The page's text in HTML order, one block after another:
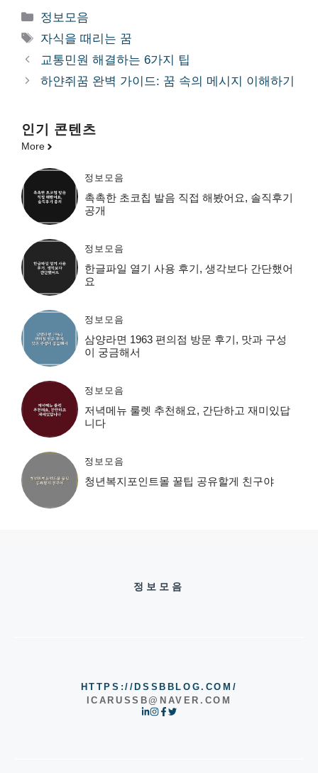
카
테
리
정보모음
태
그
자식을 때리는 꿈
교통민원 해결하는 6가지 팁
하얀쥐꿈 완벽 가이드: 꿈 속의 메시지 이해하기
인기 콘텐츠
More
정보모음
촉촉한 초코칩 발음 직접 해봤어요, 솔직후기
공개
정보모음
한글파일 열기 사용 후기, 생각보다 간단했어
요
정보모음
삼양라면 1963 편의점 방문 후기, 맛과 구성
이 궁금해서
정보모음
저녁메뉴 룰렛 추천해요, 간단하고 재미있답
니다
정보모음
청년복지포인트몰 꿀팁 공유할게 친구야
정보모음
HTTPS://DSSBBLOG.COM/
ICARUSSB@NAVER.COM